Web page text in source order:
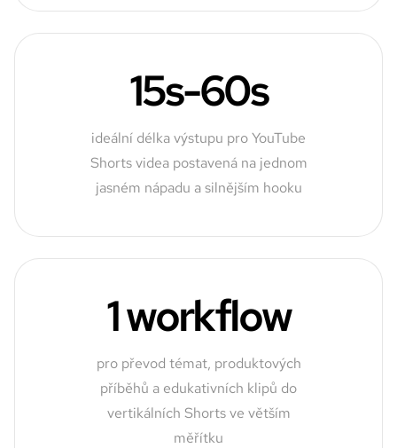
15s-60s
ideální délka výstupu pro YouTube
Shorts videa postavená na jednom
jasném nápadu a silnějším hooku
1 workflow
pro převod témat, produktových
příběhů a edukativních klipů do
vertikálních Shorts ve větším
měřítku